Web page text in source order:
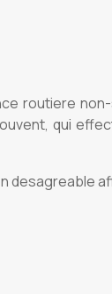
routiere
qui
desagreable